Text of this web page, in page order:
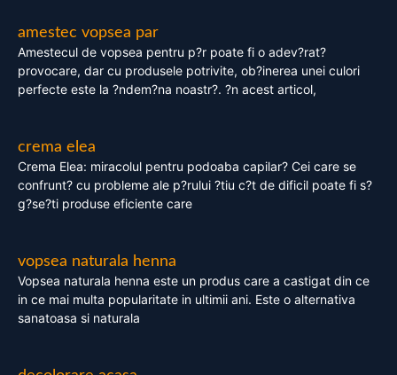
amestec vopsea par
Amestecul de vopsea pentru p?r poate fi o adev?rat?
provocare, dar cu produsele potrivite, ob?inerea unei culori
perfecte este la ?ndem?na noastr?. ?n acest articol,
crema elea
Crema Elea: miracolul pentru podoaba capilar? Cei care se
confrunt? cu probleme ale p?rului ?tiu c?t de dificil poate fi s?
g?se?ti produse eficiente care
vopsea naturala henna
Vopsea naturala henna este un produs care a castigat din ce
in ce mai multa popularitate in ultimii ani. Este o alternativa
sanatoasa si naturala